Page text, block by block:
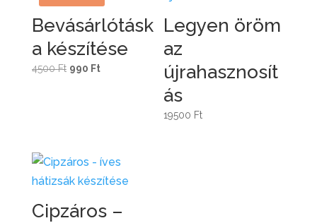
Bevásárlótásk
a készítése
4500Ft Original
990 FtCurrent
Legyen öröm
az
újrahasznosít
ás
19500 Ft
Cipzáros –